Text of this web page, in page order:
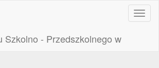
Szkolno - Przedszkolnego w